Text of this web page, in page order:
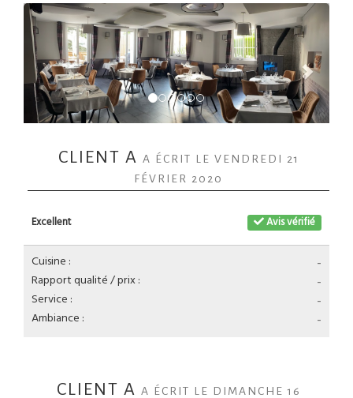
CLIENT A A ÉCRIT LE VENDREDI 21
FÉVRIER 2020
Avis vérifié
Excellent
-
Cuisine :
-
Rapport qualité / prix :
-
Service :
-
Ambiance :
CLIENT A A ÉCRIT LE DIMANCHE 16